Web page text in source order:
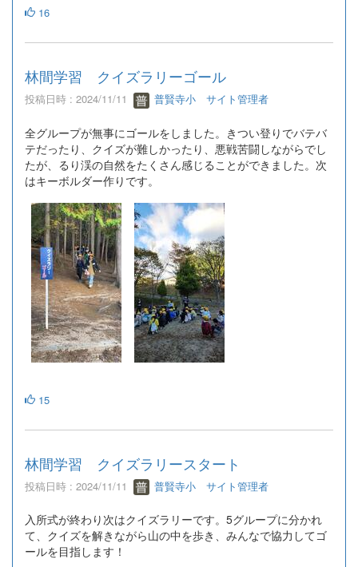
16
林間学習 クイズラリーゴール
投稿日時 : 2024/11/11 普賢寺小 サイト管理者
全グループが無事にゴールをしました。きつい登りでバテバ
テだったり、クイズが難しかったり、悪戦苦闘しながらでし
たが、るり渓の自然をたくさん感じることができました。次
はキーボルダー作りです。
15
林間学習 クイズラリースタート
投稿日時 : 2024/11/11 普賢寺小 サイト管理者
入所式が終わり次はクイズラリーです。5グループに分かれ
て、クイズを解きながら山の中を歩き、みんなで協力してゴ
ールを目指します！